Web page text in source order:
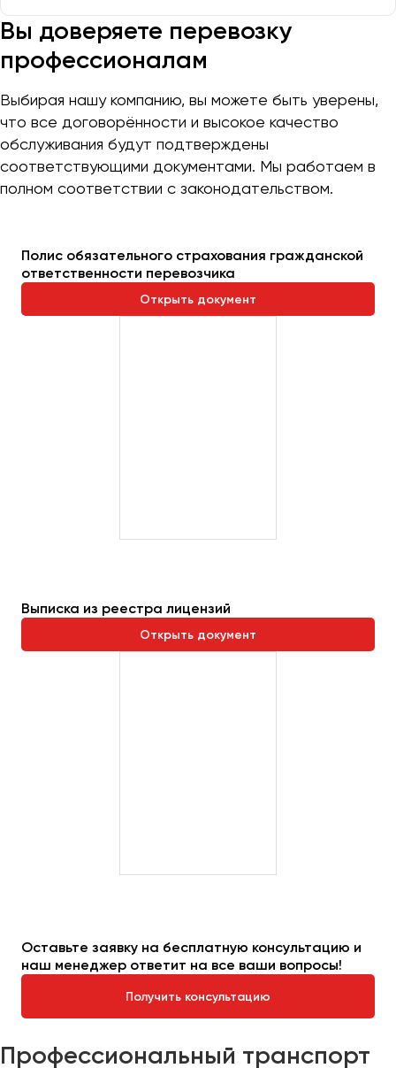
Вы доверяете перевозку
профессионалам
Выбирая нашу компанию, вы можете быть уверены,
что все договорённости и высокое качество
обслуживания будут подтверждены
соответствующими документами. Мы работаем в
полном соответствии с законодательством.
Полис обязательного страхования гражданской
ответственности перевозчика
Открыть документ
Выписка из реестра лицензий
Открыть документ
Оставьте заявку на бесплатную консультацию и
наш менеджер ответит на все ваши вопросы!
Получить консультацию
Профессиональный транспорт